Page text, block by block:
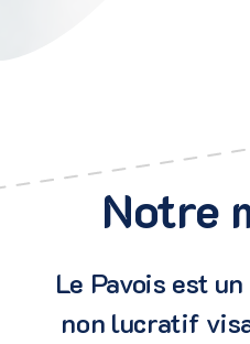
Notre
Le Pavois est
non lucratif